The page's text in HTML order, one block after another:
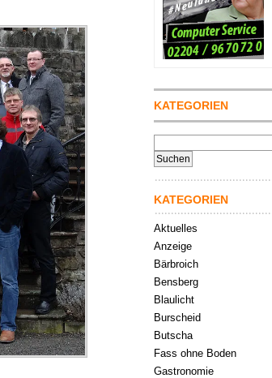
KATEGORIEN
nach:
KATEGORIEN
Aktuelles
Anzeige
Bärbroich
Bensberg
Blaulicht
Burscheid
Butscha
Fass ohne Boden
Gastronomie